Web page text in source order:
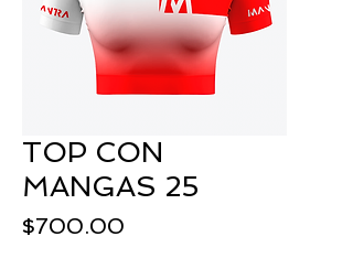
TOP CON
MANGAS 25
$700.00